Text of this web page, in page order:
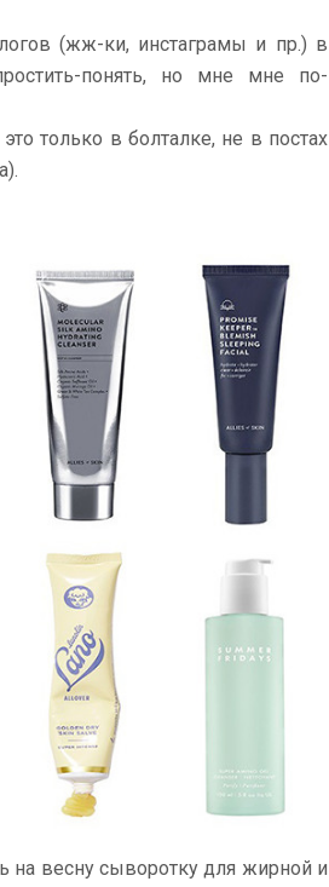
(жж-ки, инстаграмы и пр.) в
понять, но мне мне по-
только в болталке, не в постах
на весну сыворотку для жирной и